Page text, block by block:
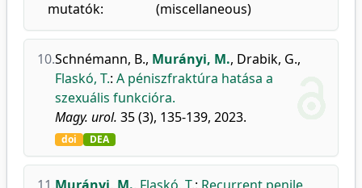
mutatók:
(miscellaneous)
10.Schnémann, B., Murányi, M., Drabik, G.,
Flaskó, T.: A péniszfraktúra hatása a
szexuális funkcióra.
Magy. urol. 35 (3), 135-139, 2023.
doi DEA